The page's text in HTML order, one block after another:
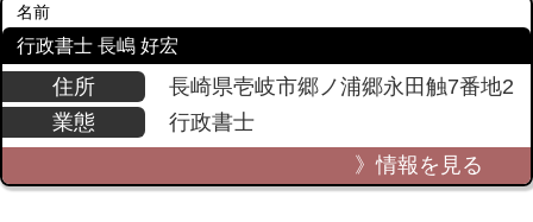
名前
行政書士 長嶋 好宏
住所
長崎県壱岐市郷ノ浦郷永田触7番地2
業態
行政書士
》情報を見る